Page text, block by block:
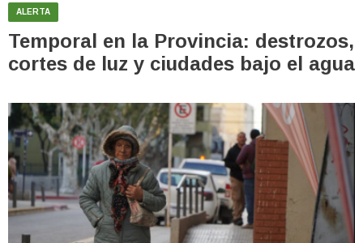
ALERTA
Temporal en la Provincia: destrozos,
cortes de luz y ciudades bajo el agua